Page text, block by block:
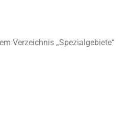
Verzeichnis „Spezialgebiete“